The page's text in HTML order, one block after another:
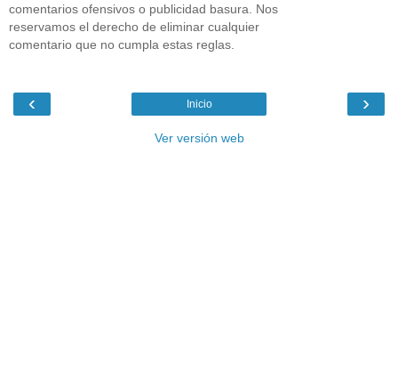
comentarios ofensivos o publicidad basura. Nos
reservamos el derecho de eliminar cualquier
comentario que no cumpla estas reglas.
‹ ›
Inicio
Ver versión web